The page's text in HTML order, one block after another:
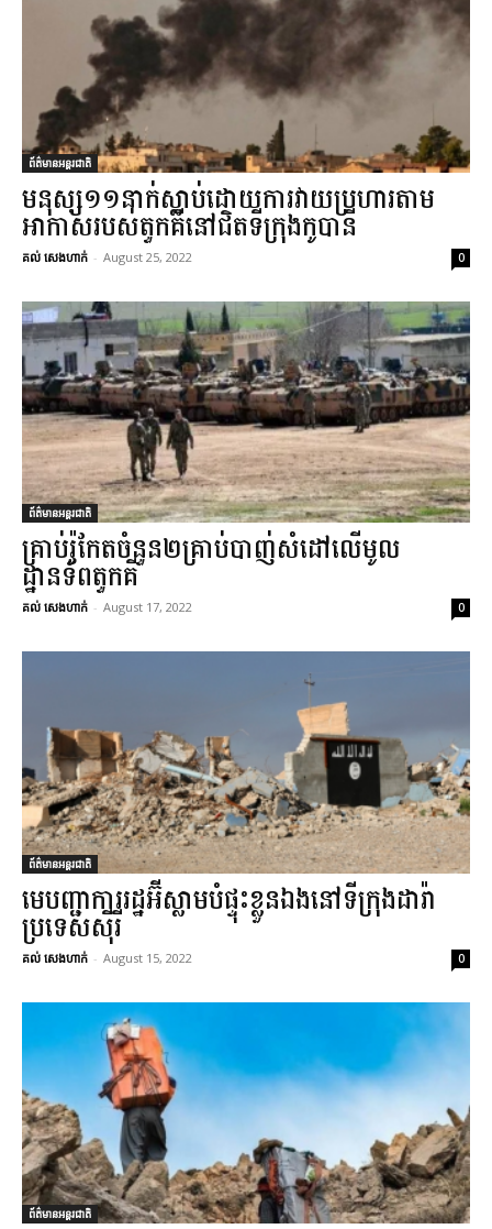
ព័ត៌មានអន្តរជាតិ
មនុស្ស១១នាក់ស្លាប់ដោយការវាយប្រហារតាម
អាកាសរបស់តួកគីនៅជិតទីក្រុងកូបានី
គល់ សេងហាក់ - August 25, 2022 0
ព័ត៌មានអន្តរជាតិ
គ្រាប់រ៉ូកែតចំនួន២គ្រាប់បាញ់សំដៅលើមូល
ដ្ឋានទ័ពតួកគី
គល់ សេងហាក់ - August 17, 2022 0
ព័ត៌មានអន្តរជាតិ
មេបញ្ជាការរដ្ឋអ៊ីស្លាមបំផ្ទុះខ្លួនឯងនៅទីក្រុងដារ៉ា
ប្រទេសស៊ីរី
គល់ សេងហាក់ - August 15, 2022 0
ព័ត៌មានអន្តរជាតិ